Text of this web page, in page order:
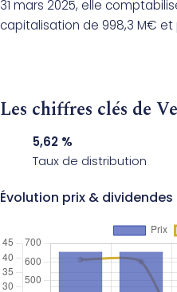
31 mars 2025, elle
capitalisation de 998,3 M€ et
Les chiffres clés de
5,62 %
Taux de distribution
Évolution prix & dividendes